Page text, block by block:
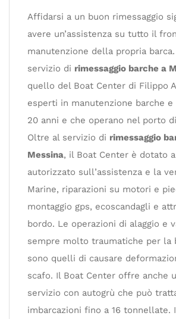
Affidarsi a un buon rimessaggio
avere un’assistenza su tutto il
manutenzione della propria
servizio di rimessaggio barche a
quello del Boat Center di Filippo
esperti in manutenzione barche e
20 anni e che operano nel porto
Oltre al servizio di rimessaggio
Messina, il Boat Center è dotato
autorizzato sull’assistenza e la
Marine, riparazioni su motori e
montaggio gps, ecoscandagli e
bordo. Le operazioni di alaggio e
sempre molto traumatiche per la
sono quelli di causare
scafo. Il Boat Center offre anche
servizio con autogrù che può
imbarcazioni fino a 16 tonnellate.